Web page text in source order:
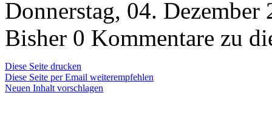
Donnerstag, 04.
Bisher 0 Kommentare zu
Diese Seite drucken
Diese Seite per Email weiterempfehlen
Neuen Inhalt vorschlagen